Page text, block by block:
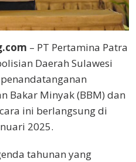
– PT Pertamina Patra
Daerah Sulawesi
Bakar Minyak (BBM) dan
ini berlangsung di
2025.
tahunan yang